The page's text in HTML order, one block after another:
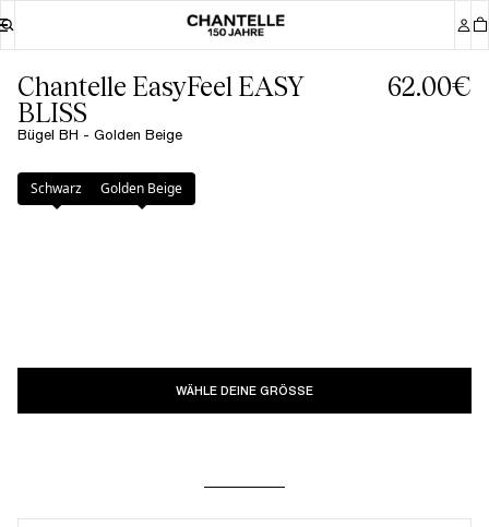
Chantelle EasyFeel EASY
BLISS
Bügel BH - Golden Beige
62.00€
Farbe: Golden Beige
Schwarz Golden Beige
WÄHLE DEINE GRÖSSE